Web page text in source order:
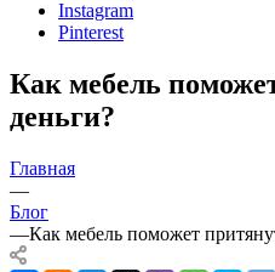
Instagram
Pinterest
Как мебель
деньги?
Главная
—
Блог
—Как мебель поможет